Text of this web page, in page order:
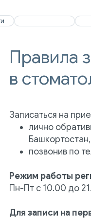
Специалисты Акции
Специалисты Акции О
Правила
в
Записаться на
лично
позвонив по
Режим работы
Пн-Пт с 10.00 до
Для записи на